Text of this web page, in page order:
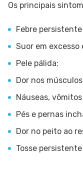
Os principais
Febre
Suor em
Pele pálida;
Dor nos
Náuseas,
Pés e pernas
Dor no peito ao
Tosse